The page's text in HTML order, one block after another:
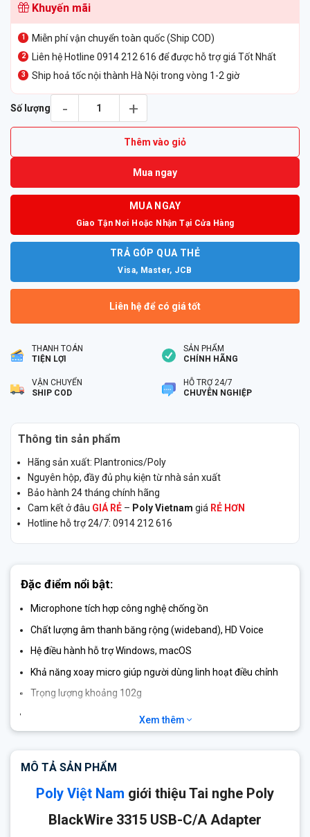
Khuyến mãi
Miễn phí vận chuyển toàn quốc (Ship COD)
Liên hệ Hotline 0914 212 616 để được hỗ trợ giá Tốt Nhất
Ship hoả tốc nội thành Hà Nội trong vòng 1-2 giờ
Số lượng
Thêm vào giỏ
Mua ngay
MUA NGAY
Giao Tận Nơi Hoặc Nhận Tại Cửa Hàng
TRẢ GÓP QUA THẺ
Visa, Master, JCB
Liên hệ để có giá tốt
THANH TOÁN
TIỆN LỢI
SẢN PHẨM
CHÍNH HÃNG
VẬN CHUYỂN
SHIP COD
HỖ TRỢ 24/7
CHUYÊN NGHIỆP
Thông tin sản phẩm
Hãng sản xuất: Plantronics/Poly
Nguyên hộp, đầy đủ phụ kiện từ nhà sản xuất
Bảo hành 24 tháng chính hãng
Cam kết ở đâu GIÁ RẺ – Poly Vietnam giá RẺ HƠN
Hotline hỗ trợ 24/7: 0914 212 616
Đặc điểm nổi bật:
Microphone tích hợp công nghệ chống ồn
Chất lượng âm thanh băng rộng (wideband), HD Voice
Hệ điều hành hỗ trợ Windows, macOS
Khả năng xoay micro giúp người dùng linh hoạt điều chỉnh
Trọng lượng khoảng 102g
Tương thích nền tảng UC Microsoft Teams, Zoom, Skype,
Google Meet…
Xem thêm
MÔ TẢ SẢN PHẨM
Poly Việt Nam giới thiệu Tai nghe Poly
BlackWire 3315 USB-C/A Adapter